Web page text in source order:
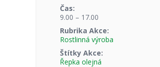
Čas:
9.00 – 17.00
Rubrika Akce:
Rostlinná výroba
Štítky Akce:
Řepka olejná